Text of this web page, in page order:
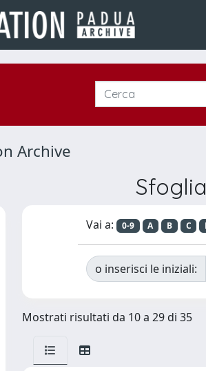
Archive
Vai a: 0-9 A B C
o inserisci le iniziali:
Mostrati risultati da 10 a 29 di 35